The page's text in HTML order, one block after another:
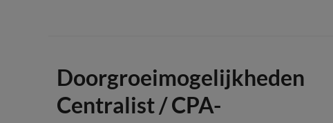
Doorgroeimogelijkheden
Centralist / CPA-